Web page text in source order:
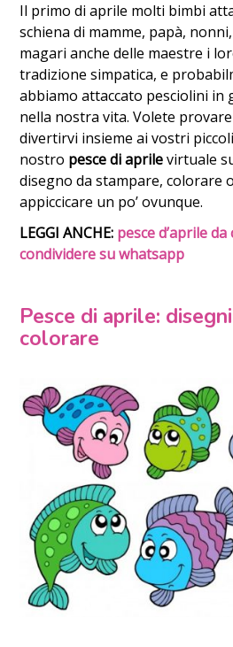
Il primo di aprile molti bimbi
schiena di mamme, papà,
magari anche delle maestre i
tradizione simpatica, e
abbiamo attaccato pesciolini in
nella nostra vita. Volete
divertirvi insieme ai vostri
nostro pesce di aprilevirtuale
disegno da stampare, colorare
appiccicare un po’ ovunque.
LEGGI ANCHE: pesce d’aprile
condividere su whatsapp
Pesce di aprile:
colorare